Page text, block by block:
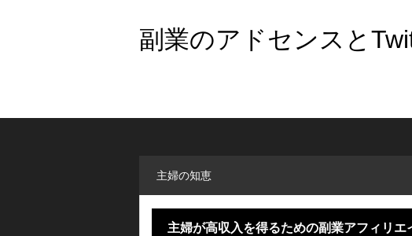
副業のアドセンスと
主婦の知恵
主婦が高収入を得るための副業アフィリエ